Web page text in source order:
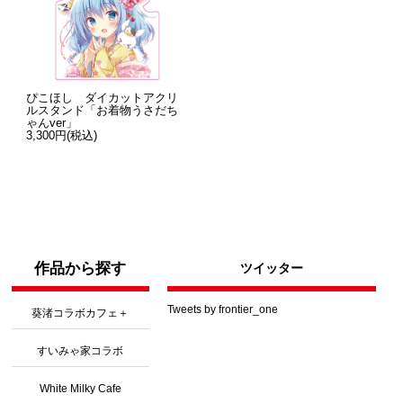
ぴこほし ダイカットアクリ
ルスタンド「お着物うさだち
ゃんver」
3,300円(税込)
作品から探す
葵渚コラボカフェ＋
すいみゃ家コラボ
White Milky Cafe
ツイッター
Tweets by frontier_one